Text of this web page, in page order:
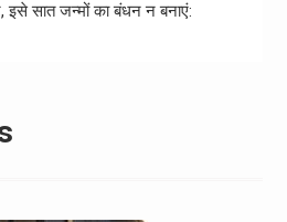
इसे सात जन्मों का बंधन न बनाएं: